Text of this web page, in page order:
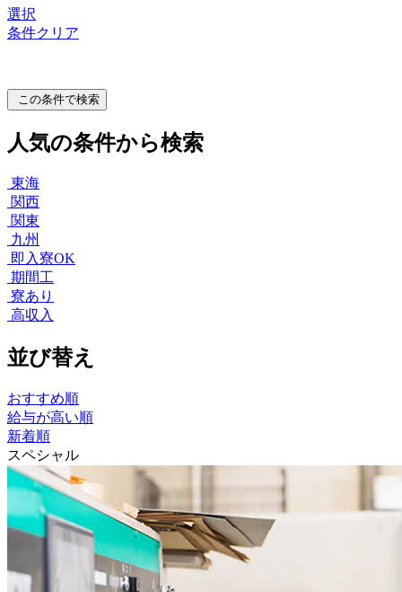
選択
条件クリア
この条件で検索
人気の条件から検索
東海
関西
関東
九州
即入寮OK
期間工
寮あり
高収入
並び替え
おすすめ順
給与が高い順
新着順
スペシャル